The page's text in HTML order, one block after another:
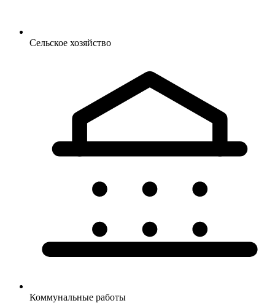
Сельское хозяйство
Коммунальные работы